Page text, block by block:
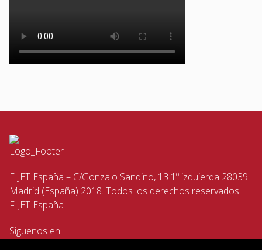
FIJET España – C/Gonzalo Sandino, 13 1º izquierda 28039
Madrid (España) 2018. Todos los derechos reservados
FIJET España
Siguenos en